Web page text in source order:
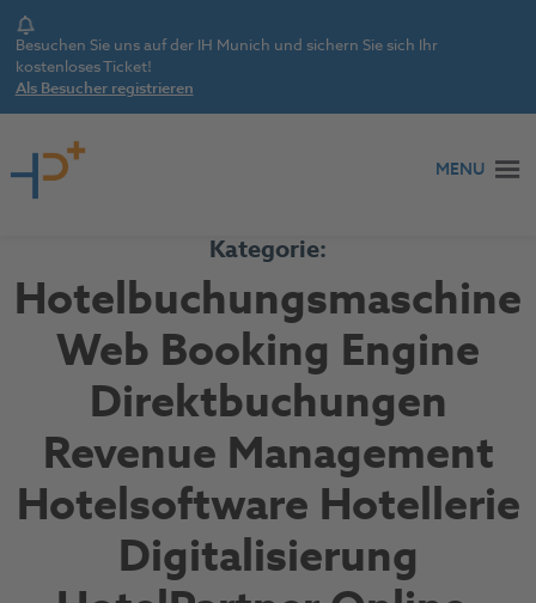
Notice
Besuchen Sie uns auf der IH Munich und sichern Sie sich Ihr
kostenloses Ticket!
Als Besucher registrieren
MENU
Kategorie:
Hotelbuchungsmaschine
Web Booking Engine
Direktbuchungen
Revenue Management
Hotelsoftware Hotellerie
Digitalisierung